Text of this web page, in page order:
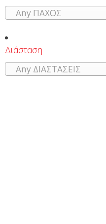
Any ΠΑΧΟΣ
Διάσταση
Any ΔΙΑΣΤΑΣΕΙΣ